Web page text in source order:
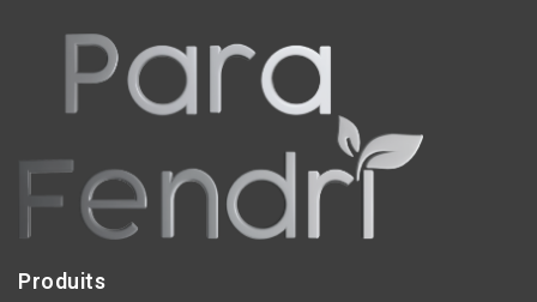
très sèches avec acide
hyaluronique végétal et
beurre de karité.
Produits